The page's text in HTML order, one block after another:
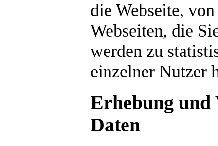
die Webseite,
Webseiten, die
werden zu
einzelner Nutzer
Erhebung und
Daten